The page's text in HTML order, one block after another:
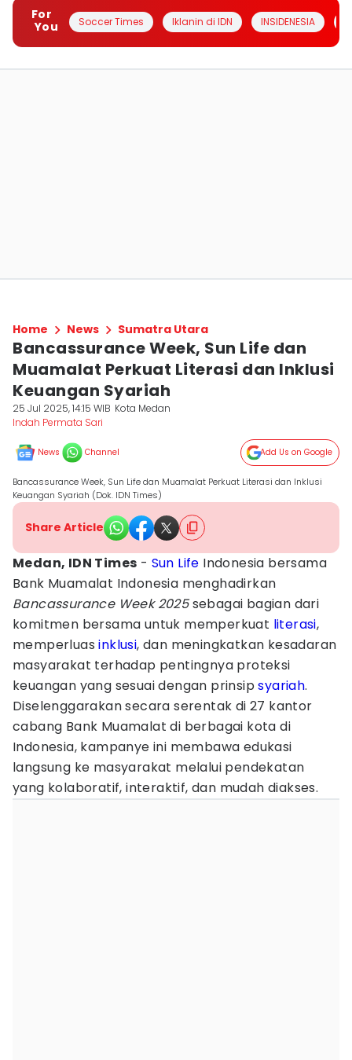
For
You
Soccer Times Iklanin di IDN INSIDENESIA
Home News Sumatra Utara
Bancassurance Week, Sun Life dan
Muamalat Perkuat Literasi dan Inklusi
Keuangan Syariah
25 Jul 2025, 14:15 WIB Kota Medan
Indah Permata Sari
News Channel Add Us on Google
Bancassurance Week, Sun Life dan Muamalat Perkuat Literasi dan Inklusi
Keuangan Syariah (Dok. IDN Times)
Share Article
Medan, IDN Times - Sun Life Indonesia bersama
Bank Muamalat Indonesia menghadirkan
Bancassurance Week 2025sebagai bagian dari
komitmen bersama untuk memperkuat literasi,
memperluasinklusi, dan meningkatkan kesadaran
masyarakat terhadap pentingnya proteksi
keuangan yang sesuai dengan prinsipsyariah.
Diselenggarakan secara serentak di 27 kantor
cabang Bank Muamalat di berbagai kota di
Indonesia, kampanye ini membawa edukasi
langsung ke masyarakat melalui pendekatan
yang kolaboratif, interaktif, dan mudah diakses.